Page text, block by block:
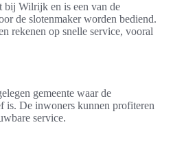
bij Wilrijk en is een van de
de slotenmaker worden bediend.
rekenen op snelle service, vooral
gemeente waar de
is. De inwoners kunnen profiteren
service.